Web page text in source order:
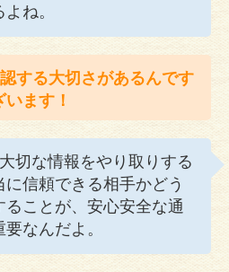
ね。
する大切さがあるんです
ます！
切な情報をやり取りする
信頼できる相手かどう
ことが、安心安全な通
なんだよ。